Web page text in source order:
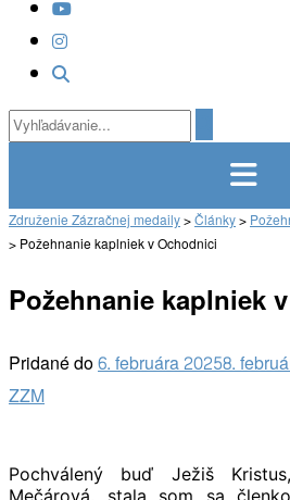
Združenie Zázračnej medaily>Články>
>Požehnanie kaplniek v Ochodnici
Požehnanie kaplniek
Pridané do6. februára 20258.
ZZM
Pochválený buď Ježiš
Mečárová, stala som sa